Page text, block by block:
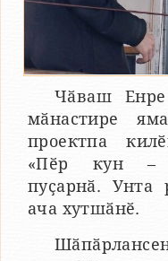
Чӑваш Енре
мӑнастире
проектпа
«Пӗр кун –
пуҫарнӑ. Унта
ача хутшӑнӗ.